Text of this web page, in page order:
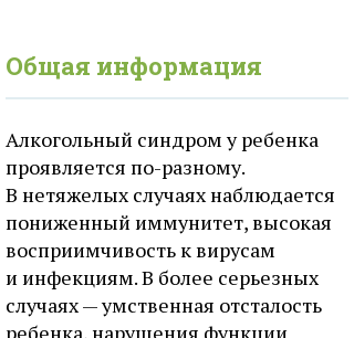
Общая информация
Алкогольный синдром у ребенка
проявляется по-разному.
В нетяжелых случаях наблюдается
пониженный иммунитет, высокая
восприимчивость к вирусам
и инфекциям. В более серьезных
случаях — умственная отсталость
ребенка, нарушения функции